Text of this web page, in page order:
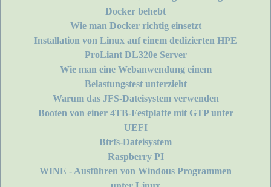
Docker behebt
Wie man Docker richtig einsetzt
Installation von Linux auf einem dedizierten HPE
ProLiant DL320e Server
Wie man eine Webanwendung einem
Belastungstest unterzieht
Warum das JFS-Dateisystem verwenden
Booten von einer 4TB-Festplatte mit GTP unter
UEFI
Btrfs-Dateisystem
Raspberry PI
WINE - Ausführen von Windous Programmen